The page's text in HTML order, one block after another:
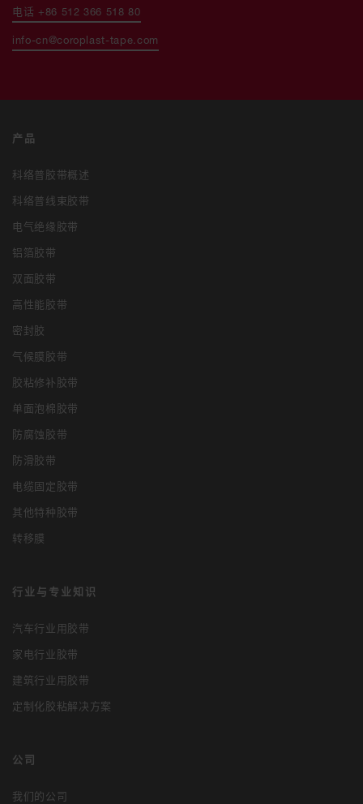
产品
科络普胶带概述
科络普线束胶带
电气绝缘胶带
铝箔胶带
双面胶带
高性能胶带
密封胶
气候膜胶带
胶粘修补胶带
单面泡棉胶带
防腐蚀胶带
防滑胶带
电缆固定胶带
其他特种胶带
转移膜
行业与专业知识
汽车行业用胶带
家电行业胶带
建筑行业用胶带
定制化胶粘解决方案
公司
我们的公司
电话 +86 512 366 518 80
info-cn@coroplast-tape.com